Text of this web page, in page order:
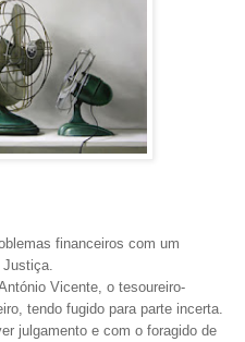
financeiros com um
Vicente, o tesoureiro-
tendo fugido para parte incerta.
julgamento e com o foragido de